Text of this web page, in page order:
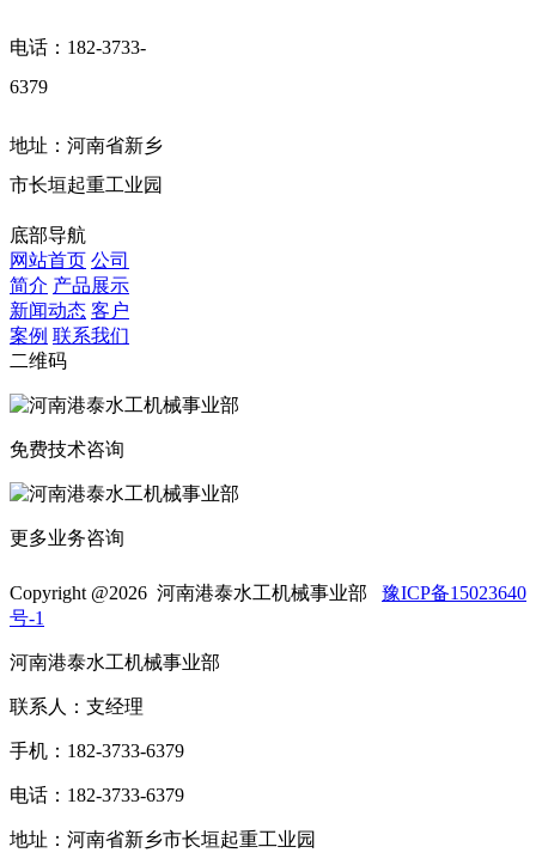
电话：182-3733-
6379
地址：河南省新乡
市长垣起重工业园
底部导航
网站首页 公司
简介 产品展示
新闻动态 客户
案例 联系我们
二维码
免费技术咨询
更多业务咨询
Copyright @2026 河南港泰水工机械事业部 豫ICP备15023640
号-1
河南港泰水工机械事业部
联系人：支经理
手机：182-3733-6379
电话：182-3733-6379
地址：河南省新乡市长垣起重工业园